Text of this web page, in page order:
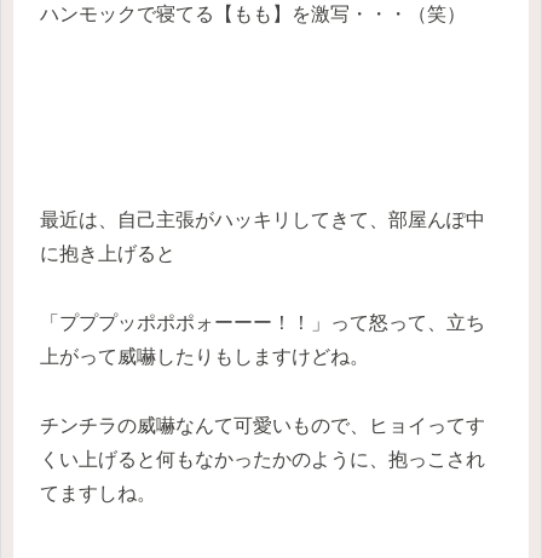
ハンモックで寝てる【もも】を激写・・・（笑）
最近は、自己主張がハッキリしてきて、部屋んぽ中
に抱き上げると
「プププッポポポォーーー！！」って怒って、立ち
上がって威嚇したりもしますけどね。
チンチラの威嚇なんて可愛いもので、ヒョイってす
くい上げると何もなかったかのように、抱っこされ
てますしね。